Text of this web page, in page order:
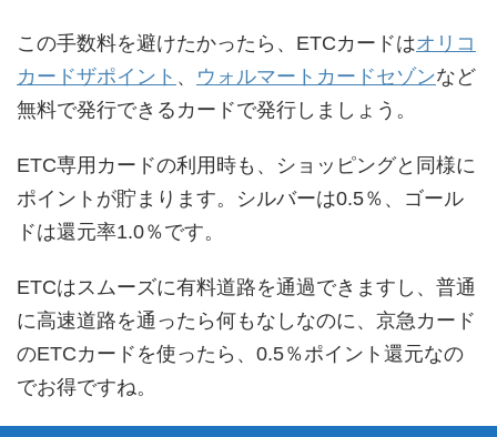
この手数料を避けたかったら、ETCカードはオリコ
カードザポイント 、 ウォルマートカードセゾンなど
無料で発行できるカードで発行しましょう。
ETC専用カードの利用時も、ショッピングと同様に
ポイントが貯まります。シルバーは0.5％、ゴール
ドは還元率1.0％です。
ETCはスムーズに有料道路を通過できますし、普通
に高速道路を通ったら何もなしなのに、京急カード
のETCカードを使ったら、0.5％ポイント還元なの
でお得ですね。